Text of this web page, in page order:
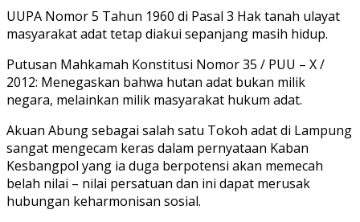
UUPA Nomor 5 Tahun 1960 di Pasal 3 Hak tanah ulayat
masyarakat adat tetap diakui sepanjang masih hidup.
Putusan Mahkamah Konstitusi Nomor 35 / PUU – X /
2012: Menegaskan bahwa hutan adat bukan milik
negara, melainkan milik masyarakat hukum adat.
Akuan Abung sebagai salah satu Tokoh adat di Lampung
sangat mengecam keras dalam pernyataan Kaban
Kesbangpol yang ia duga berpotensi akan memecah
belah nilai – nilai persatuan dan ini dapat merusak
hubungan keharmonisan sosial.